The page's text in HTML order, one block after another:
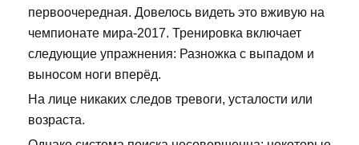
первоочередная. Довелось видеть это вживую на
чемпионате мира-2017. Тренировка включает
следующие упражнения: Разножка с выпадом и
выносом ноги вперёд.
На лице никаких следов тревоги, усталости или
возраста.